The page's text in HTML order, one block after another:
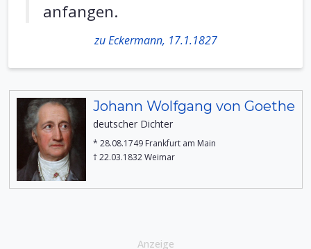
anfangen.
zu Eckermann, 17.1.1827
Johann Wolfgang von Goethe
deutscher Dichter
* 28.08.1749 Frankfurt am Main
† 22.03.1832 Weimar
Anzeige